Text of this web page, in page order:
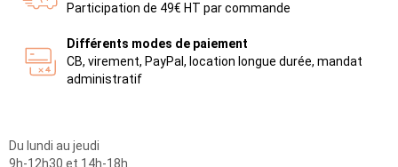
Participation de 49€ HT par commande
Différents modes de paiement
CB, virement, PayPal, location longue durée, mandat
administratif
Du lundi au jeudi
9h-12h30 et 14h-18h